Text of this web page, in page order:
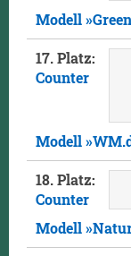
Modell
17. Platz:
Counter
Modell
18. Platz:
Counter
Modell